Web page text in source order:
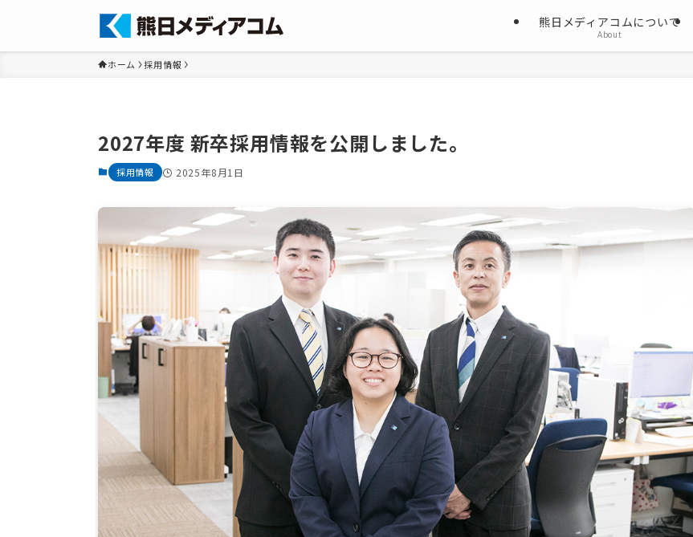
熊日メディアコムについて
About
ホーム 採用情報
2027年度 新卒採用情報を公開しました。
採用情報 2025年8月1日